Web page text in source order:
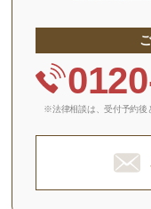
※法律相談は、受付予約後